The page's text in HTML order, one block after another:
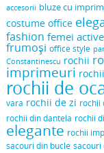
accesorii bluze cu
costume office
fashion femei active
frumoși office style
Constantinescu rochii
imprimeuri
rochii de
vara rochii de zi rochii
rochii din dantela rochii
elegante rochii
sacouri din bucle sacouri